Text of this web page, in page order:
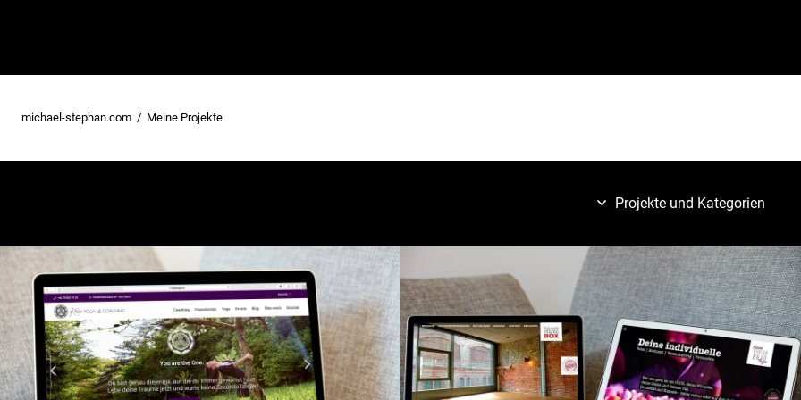
michael-stephan.com Meine Projekte
Projekte und Kategorien